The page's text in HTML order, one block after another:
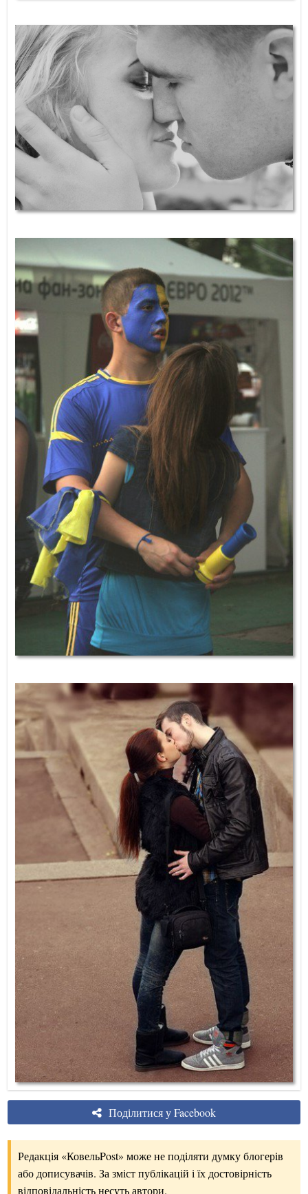
Поділитися у Facebook
Редакція «КовельPost» може не поділяти думку блогерів
або дописувачів. За зміст публікацій і їх достовірність
відповідальність несуть автори.